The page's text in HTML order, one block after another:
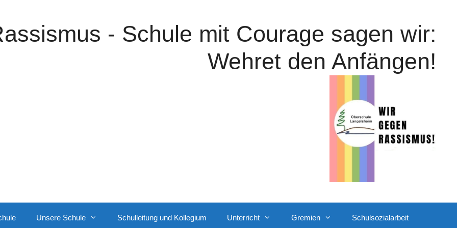
- Schule mit Courage sagen wir:
Wehret den Anfängen!
Unsere Schule Schulleitung und Kollegium Unterricht Gremien Schulsozialarbeit